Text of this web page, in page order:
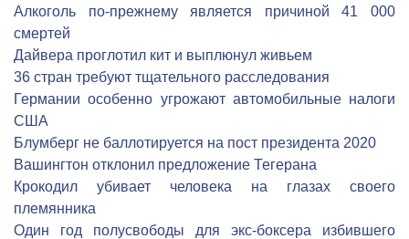
Алкоголь по-прежнему является причиной 41 000
смертей
Дайвера проглотил кит и выплюнул живьем
36 стран требуют тщательного расследования
Германии особенно угрожают автомобильные налоги
США
Блумберг не баллотируется на пост президента 2020
Вашингтон отклонил предложение Тегерана
Крокодил убивает человека на глазах своего
племянника
Один год полусвободы для экс-боксера избившего